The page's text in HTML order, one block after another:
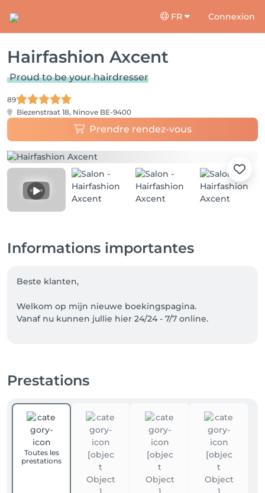
FR Connexion
Hairfashion Axcent
Proud to be your hairdresser
89
Biezenstraat 18, Ninove BE-9400
Prendre rendez-vous
Informations importantes
Beste klanten,
Welkom op mijn nieuwe boekingspagina.
Vanaf nu kunnen jullie hier 24/24 - 7/7 online.
Prestations
Toutes les
prestations